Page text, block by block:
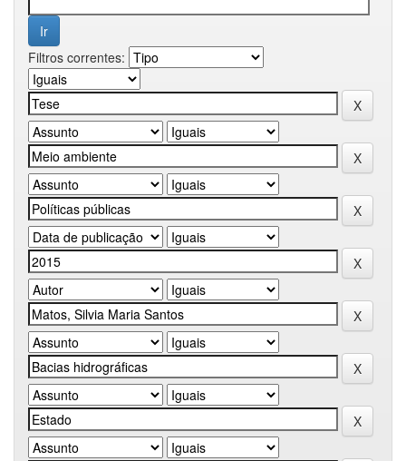
Filtros correntes: